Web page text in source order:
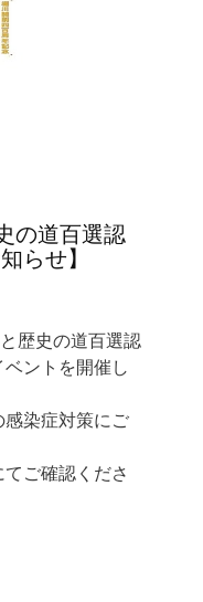
の道百選認
らせ】
歴史の道百選認
ントを開催し
感染症対策にご
ご確認くださ